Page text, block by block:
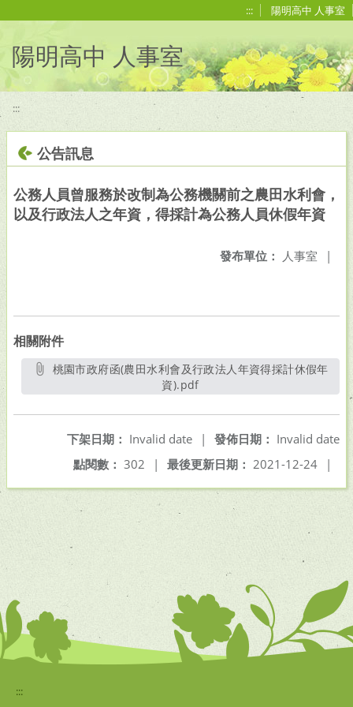
::: 陽明高中 人事室
陽明高中 人事室
:::
公告訊息
公務人員曾服務於改制為公務機關前之農田水利會，
以及行政法人之年資，得採計為公務人員休假年資
發布單位： 人事室 |
相關附件
資).pdf另開新視窗
發佈日期： Invalid date
下架日期： Invalid date
|
最後更新日期： 2021-12-24 |
點閱數： 302 |
:::